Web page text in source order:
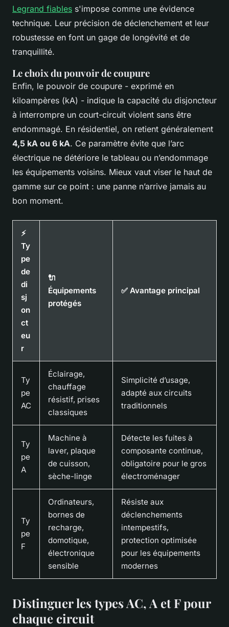
Legrand fiables s'impose comme une évidence
technique. Leur précision de déclenchement et leur
robustesse en font un gage de longévité et de
tranquillité.
Le choix du pouvoir de coupure
Enfin, le pouvoir de coupure - exprimé en
kiloampères (kA) - indique la capacité du disjoncteur
à interrompre un court-circuit violent sans être
endommagé. En résidentiel, on retient généralement
4,5 kA ou 6 kA. Ce paramètre évite que l’arc
électrique ne détériore le tableau ou n’endommage
les équipements voisins. Mieux vaut viser le haut de
gamme sur ce point : une panne n’arrive jamais au
bon moment.
⚡
Ty
pe
de
di
sj
on
ct
eu
r
🔌
Équipements
protégés
✅ Avantage principal
Ty
pe
AC
Éclairage,
chauffage
résistif, prises
classiques
Simplicité d’usage,
adapté aux circuits
traditionnels
Ty
pe
A
Machine à
laver, plaque
de cuisson,
sèche-linge
Détecte les fuites à
composante continue,
obligatoire pour le gros
électroménager
Ty
pe
F
Ordinateurs,
bornes de
recharge,
domotique,
électronique
sensible
Résiste aux
déclenchements
intempestifs,
protection optimisée
pour les équipements
modernes
Distinguer les types AC, A et F pour
chaque circuit